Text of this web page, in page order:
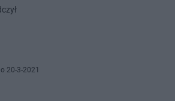
20-3-2021